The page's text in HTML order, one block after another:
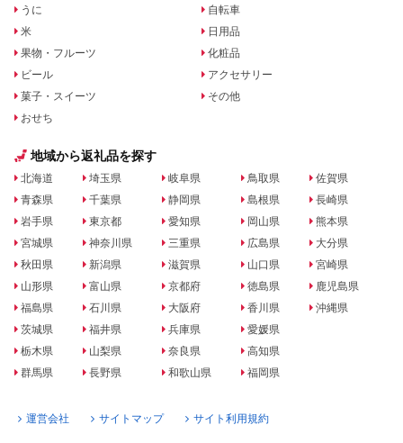
うに
米
果物・フルーツ
ビール
菓子・スイーツ
おせち
自転車
日用品
化粧品
アクセサリー
その他
地域から返礼品を探す
北海道
青森県
岩手県
宮城県
秋田県
山形県
福島県
茨城県
栃木県
群馬県
埼玉県
千葉県
東京都
神奈川県
新潟県
富山県
石川県
福井県
山梨県
長野県
岐阜県
静岡県
愛知県
三重県
滋賀県
京都府
大阪府
兵庫県
奈良県
和歌山県
鳥取県
島根県
岡山県
広島県
山口県
徳島県
香川県
愛媛県
高知県
福岡県
佐賀県
長崎県
熊本県
大分県
宮崎県
鹿児島県
沖縄県
運営会社 サイトマップ サイト利用規約